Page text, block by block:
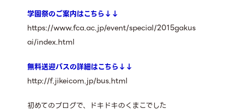
学園祭のご案内はこちら↓↓
https://www.fca.ac.jp/event/special/2015gakus
ai/index.html
無料送迎バスの詳細はこちら↓↓
http://f.jikeicom.jp/bus.html
初めてのブログで、ドキドキのくまこでした